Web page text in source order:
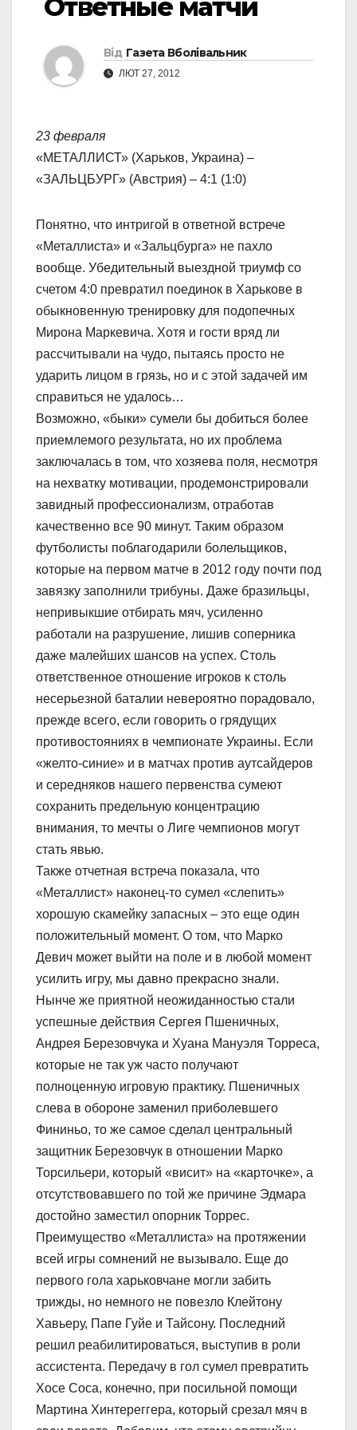
Ответные матчи
Від Газета Вболівальник
ЛЮТ 27, 2012
23 февраля
«МЕТАЛЛИСТ» (Харьков, Украина) –
«ЗАЛЬЦБУРГ» (Австрия) – 4:1 (1:0)
Понятно, что интригой в ответной встрече
«Металлиста» и «Зальцбурга» не пахло
вообще. Убедительный выездной триумф со
счетом 4:0 превратил поединок в Харькове в
обыкновенную тренировку для подопечных
Мирона Маркевича. Хотя и гости вряд ли
рассчитывали на чудо, пытаясь просто не
ударить лицом в грязь, но и с этой задачей им
справиться не удалось…
Возможно, «быки» сумели бы добиться более
приемлемого результата, но их проблема
заключалась в том, что хозяева поля, несмотря
на нехватку мотивации, продемонстрировали
завидный профессионализм, отработав
качественно все 90 минут. Таким образом
футболисты поблагодарили болельщиков,
которые на первом матче в 2012 году почти под
завязку заполнили трибуны. Даже бразильцы,
непривыкшие отбирать мяч, усиленно
работали на разрушение, лишив соперника
даже малейших шансов на успех. Столь
ответственное отношение игроков к столь
несерьезной баталии невероятно порадовало,
прежде всего, если говорить о грядущих
противостояниях в чемпионате Украины. Если
«желто-синие» и в матчах против аутсайдеров
и середняков нашего первенства сумеют
сохранить предельную концентрацию
внимания, то мечты о Лиге чемпионов могут
стать явью.
Также отчетная встреча показала, что
«Металлист» наконец-то сумел «слепить»
хорошую скамейку запасных – это еще один
положительный момент. О том, что Марко
Девич может выйти на поле и в любой момент
усилить игру, мы давно прекрасно знали.
Нынче же приятной неожиданностью стали
успешные действия Сергея Пшеничных,
Андрея Березовчука и Хуана Мануэля Торреса,
которые не так уж часто получают
полноценную игровую практику. Пшеничных
слева в обороне заменил приболевшего
Фининьо, то же самое сделал центральный
защитник Березовчук в отношении Марко
Торсильери, который «висит» на «карточке», а
отсутствовавшего по той же причине Эдмара
достойно заместил опорник Торрес.
Преимущество «Металлиста» на протяжении
всей игры сомнений не вызывало. Еще до
первого гола харьковчане могли забить
трижды, но немного не повезло Клейтону
Хавьеру, Папе Гуйе и Тайсону. Последний
решил реабилитироваться, выступив в роли
ассистента. Передачу в гол сумел превратить
Хосе Соса, конечно, при посильной помощи
Мартина Хинтереггера, который срезал мяч в